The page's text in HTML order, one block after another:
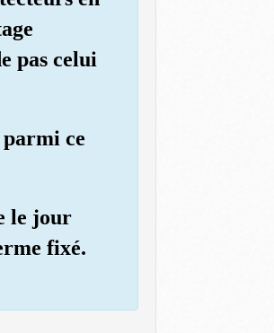
pas celui
ce
le jour
fixé.